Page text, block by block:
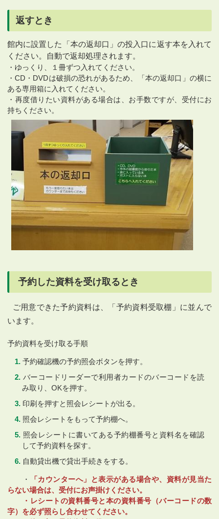
返すとき
館内に設置した「本の返却口」の投入口に返す本を入れて
ください。自動で返却処理されます。
・ゆっくり、１冊ずつ入れてください。
・CD・DVDは破損の恐れがあるため、「本の返却口」の横に
ある専用箱に入れてください。
・再度借りたい資料がある場合は、お手数ですが、受付にお
持ちください。
予約した資料を受け取るとき
ご用意できた予約資料は、「予約資料受取棚」に並んで
います。
予約資料を受け取る手順
予約確認機の予約照会ボタンを押す。
バーコードリーダーで利用者カードのバーコードを読
み取り、OKを押す。
印刷を押すと照会レシートが出る。
照会レシートをもって予約棚へ。
照会レシートに書いてある予約棚番号と資料名を確認
して予約資料を探す。
自動貸出機で貸出手続きをする。
・
「カウンターへ」と表示がある場合や、資料が見当た
らない場合は、受付にお声掛けください。
・レシートの資料番号と本の資料番号（バーコードの数
字）を必ず照らし合わせてください。